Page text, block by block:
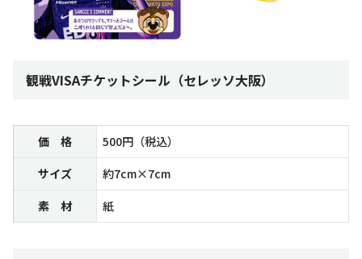
観戦VISAチケットシール（セレッソ大阪）
価 格
500円（税込）
サイズ
約7cm×7cm
素 材
紙